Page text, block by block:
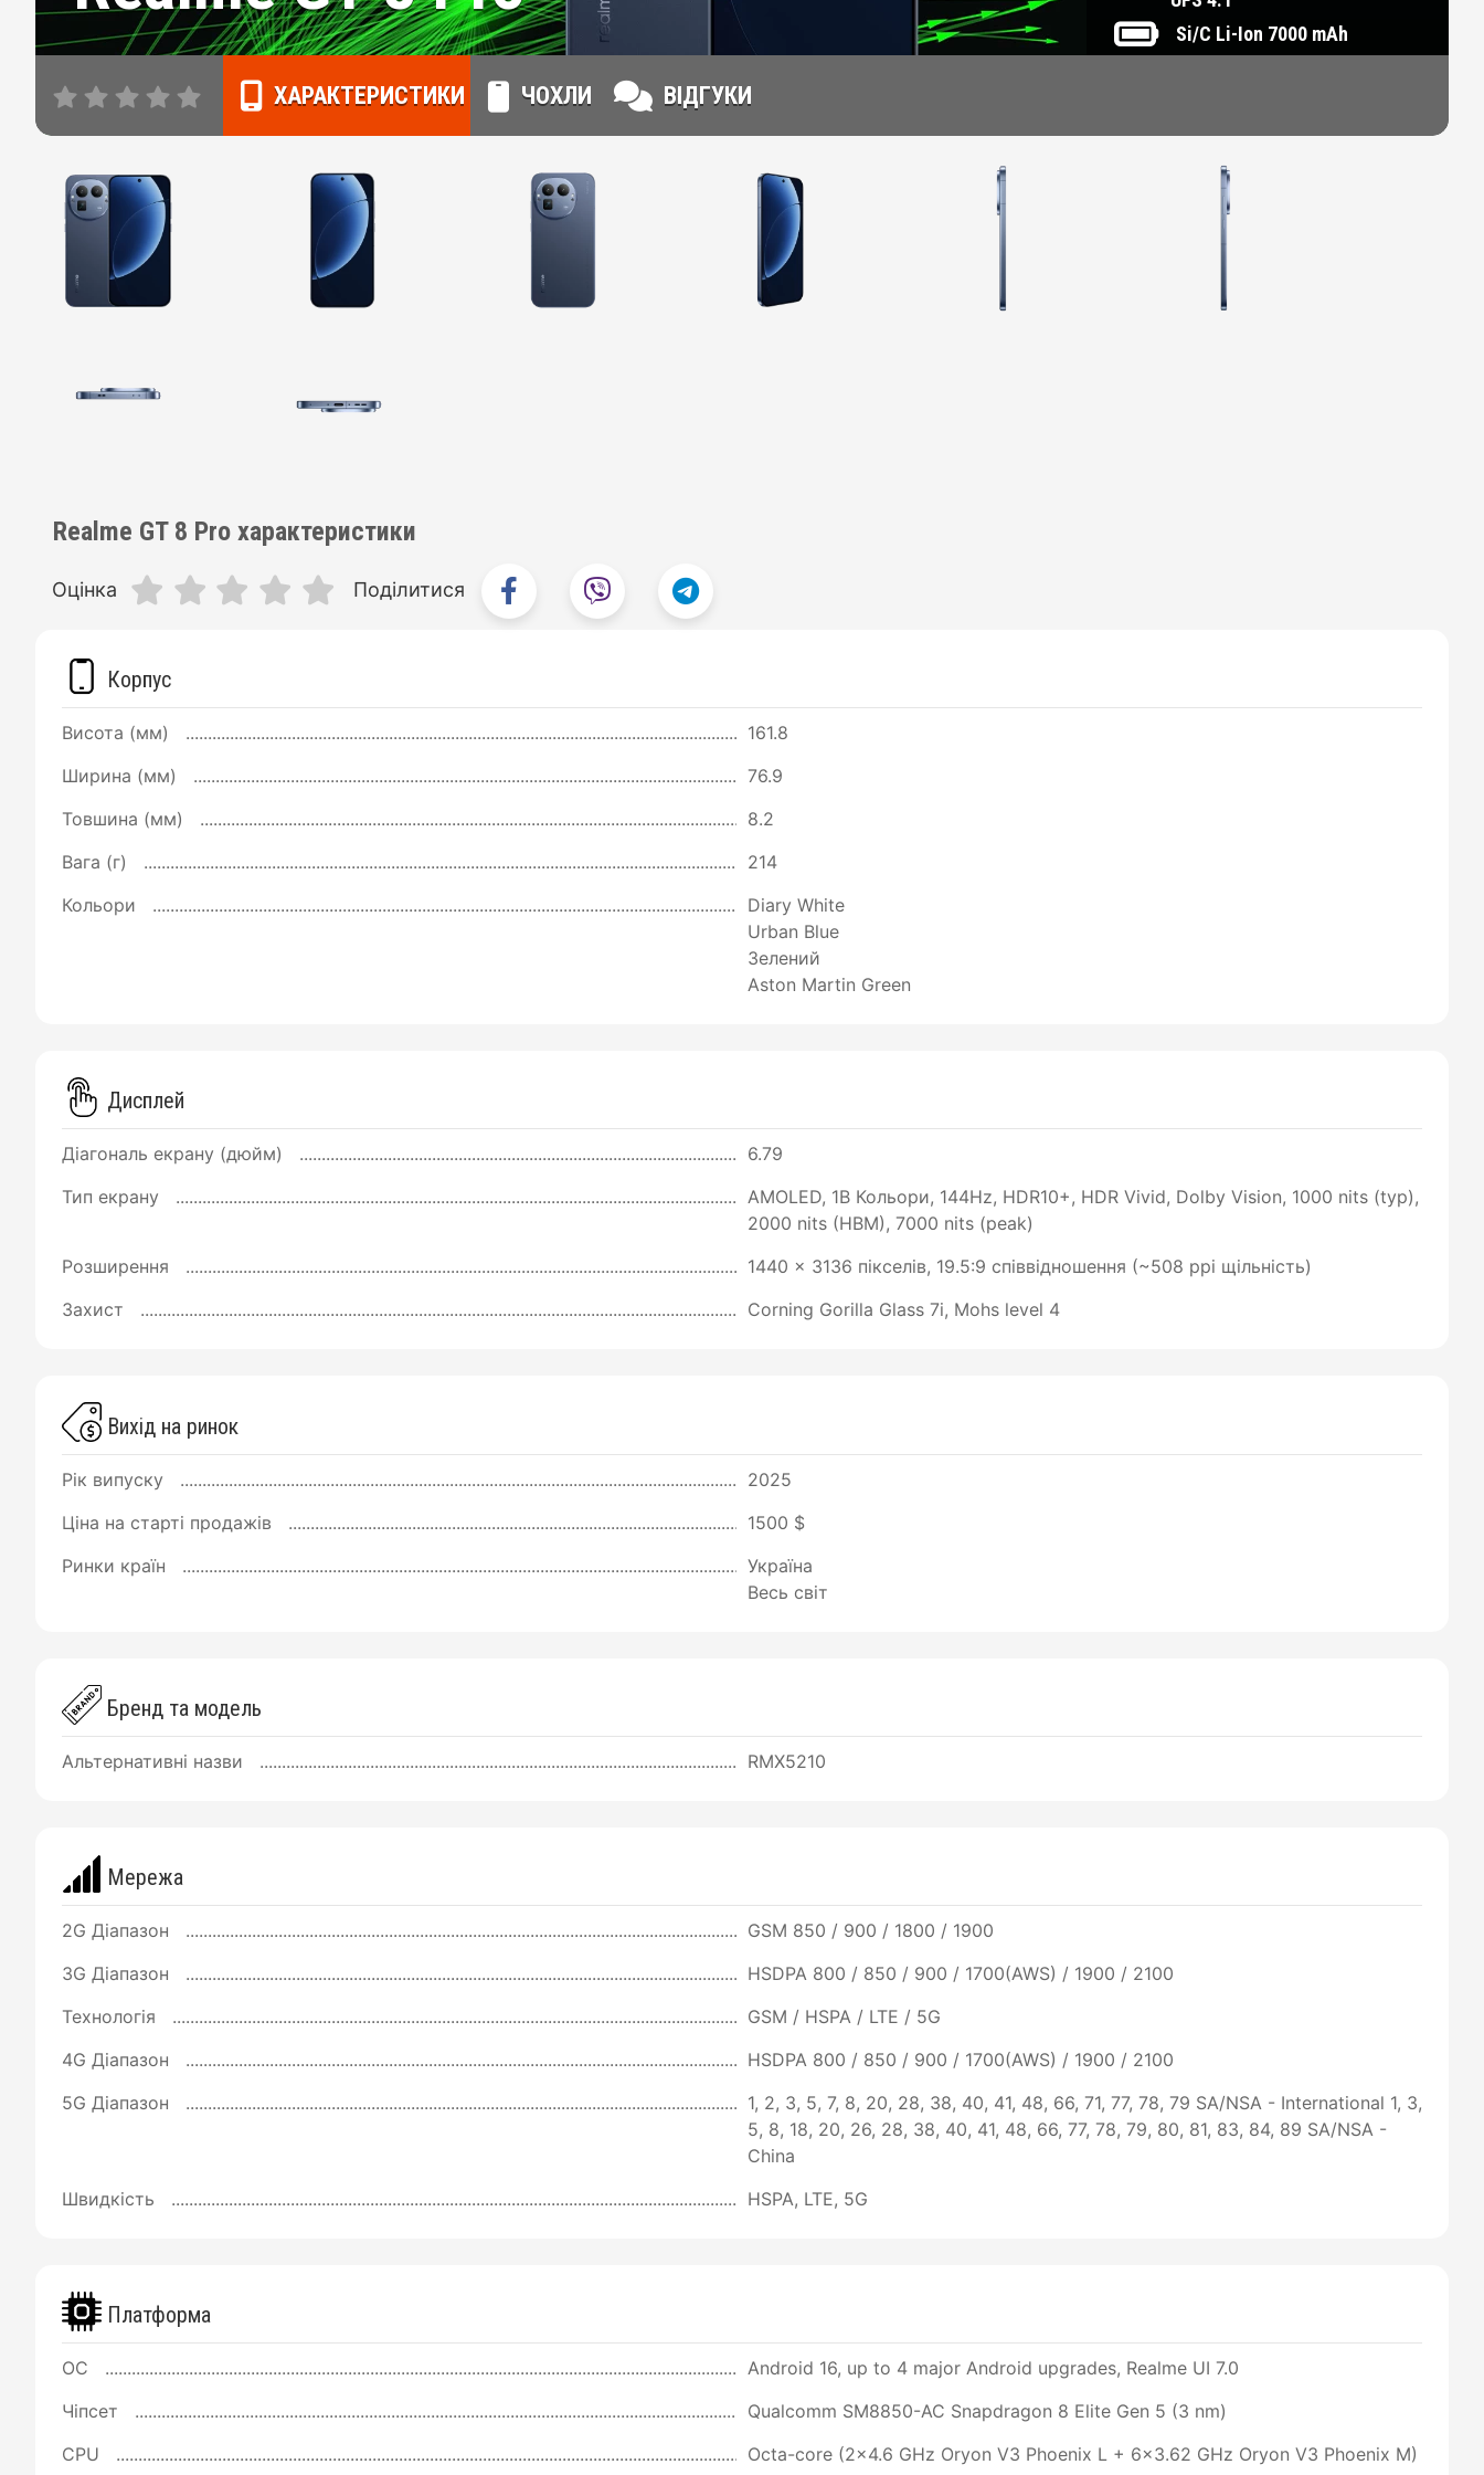
ХАРАКТЕРИСТИКИ ЧОХЛИ ВІДГУКИ
Si/C Li-Ion 7000 mAh
Realme GT 8 Pro характеристики
Оцінка Поділитися
Корпус
Висота (мм)
161.8
Ширина (мм)
76.9
Товшина (мм)
8.2
Вага (г)
214
Кольори
Diary White
Urban Blue
Зелений
Aston Martin Green
Дисплей
Діагональ екрану (дюйм)
6.79
Тип екрану
AMOLED, 1B Кольори, 144Hz, HDR10+, HDR Vivid, Dolby Vision, 1000 nits (typ),
2000 nits (HBM), 7000 nits (peak)
Розширення
1440 x 3136 пікселів, 19.5:9 співвідношення (~508 ppi щільність)
Захист
Corning Gorilla Glass 7i, Mohs level 4
Вихід на ринок
Рік випуску
2025
Ціна на старті продажів
1500 $
Ринки країн
Україна
Весь світ
Бренд та модель
Альтернативні назви RMX5210
Мережа
2G Діапазон
GSM 850 / 900 / 1800 / 1900
3G Діапазон
HSDPA 800 / 850 / 900 / 1700(AWS) / 1900 / 2100
Технологія
GSM / HSPA / LTE / 5G
4G Діапазон
HSDPA 800 / 850 / 900 / 1700(AWS) / 1900 / 2100
5G Діапазон
1, 2, 3, 5, 7, 8, 20, 28, 38, 40, 41, 48, 66, 71, 77, 78, 79 SA/NSA - International 1, 3,
5, 8, 18, 20, 26, 28, 38, 40, 41, 48, 66, 77, 78, 79, 80, 81, 83, 84, 89 SA/NSA -
China
Швидкість
HSPA, LTE, 5G
Платформа
ОС
Android 16, up to 4 major Android upgrades, Realme UI 7.0
Чіпсет
Qualcomm SM8850-AC Snapdragon 8 Elite Gen 5 (3 nm)
CPU
Octa-core (2x4.6 GHz Oryon V3 Phoenix L + 6x3.62 GHz Oryon V3 Phoenix M)